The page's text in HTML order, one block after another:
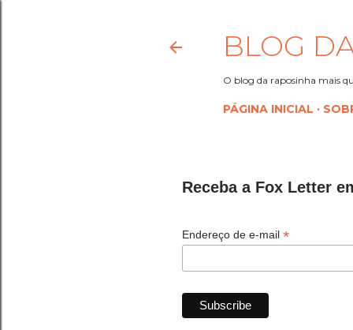
BLOG
O blog da raposinha mais
PÁGINA INICIAL
Receba a Fox Letter
Endereço de e-mail *